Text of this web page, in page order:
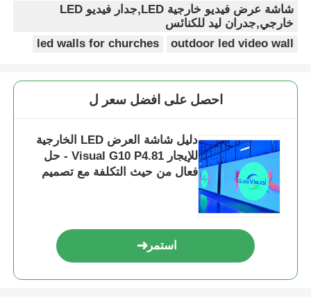
شاشة عرض فيديو خارجية LED,جدار فيديو LED
خارجي,جدران ليد للكنائس
outdoor led video wall
led walls for churches
احصل على افضل سعر ل
دليل شاشة العرض LED الخارجية
للإيجار Visual G10 P4.81 - حل
فعال من حيث التكلفة مع تصميم
استمر